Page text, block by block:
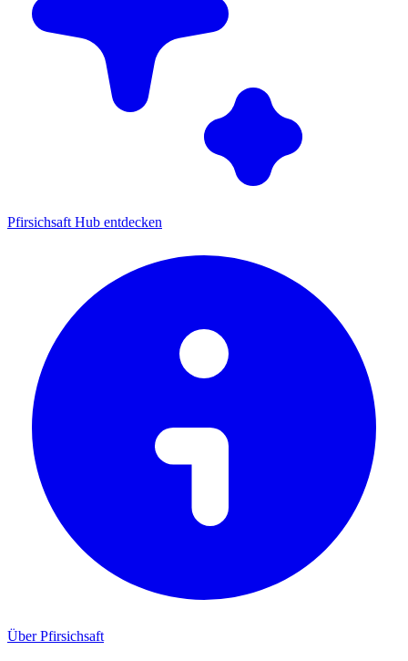
Pfirsichsaft Hub entdecken
Über Pfirsichsaft